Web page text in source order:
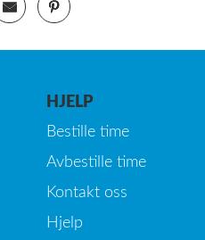
HJELP
Bestille time
Avbestille time
Kontakt oss
Hjelp